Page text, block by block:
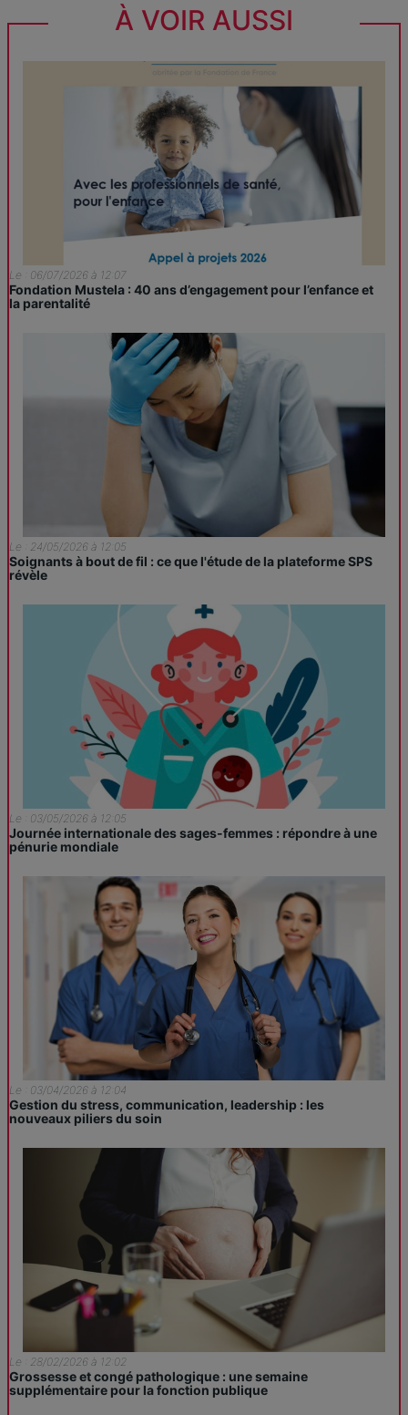
À VOIR AUSSI
Le : 06/07/2026 à 12:07
Fondation Mustela : 40 ans d’engagement pour l’enfance et
la parentalité
Le : 24/05/2026 à 12:05
Soignants à bout de fil : ce que l'étude de la plateforme SPS
révèle
Le : 03/05/2026 à 12:05
Journée internationale des sages-femmes : répondre à une
pénurie mondiale
Le : 03/04/2026 à 12:04
Gestion du stress, communication, leadership : les
nouveaux piliers du soin
Le : 28/02/2026 à 12:02
Grossesse et congé pathologique : une semaine
supplémentaire pour la fonction publique